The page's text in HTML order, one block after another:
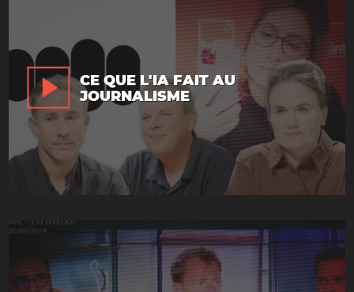
CE QUE L'IA FAIT AU
JOURNALISME